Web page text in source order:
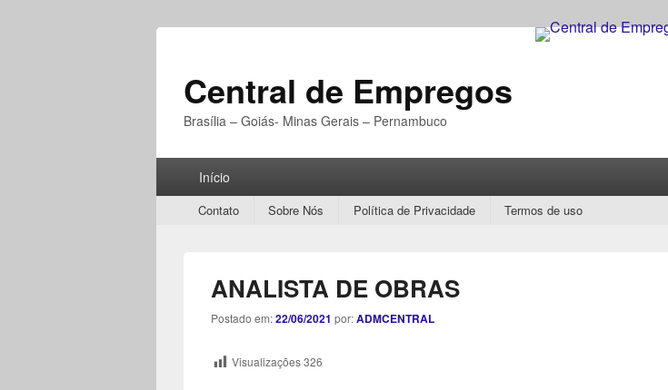
Central de Empregos
Brasília – Goiás- Minas Gerais – Pernambuco
PrincipalInício
Secondary
Contato Sobre Nós Política de Privacidade Termos de uso
ANALISTA DE OBRAS
Postado em:22/06/2021 por:ADMCENTRAL
Visualizações326